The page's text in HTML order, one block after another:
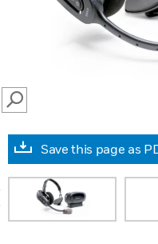
SEARCH
Save this page as